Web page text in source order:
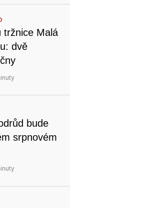
tržnice Malá
dvě
bude
srpnovém